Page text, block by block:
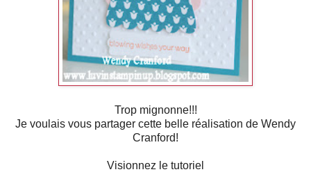
Trop mignonne!!!
Je voulais vous partager cette belle réalisation de Wendy
Cranford!
Visionnez le tutoriel